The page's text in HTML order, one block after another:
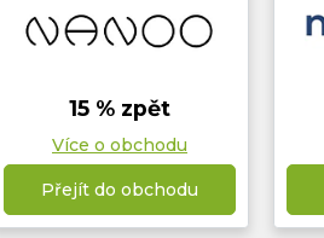
15 % zpět
Více o obchodu
Přejít do obchodu